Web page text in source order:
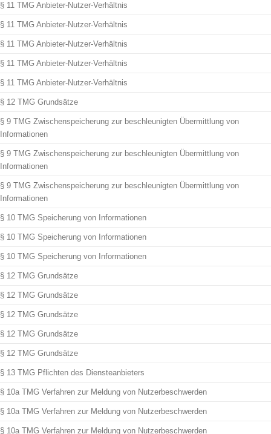
§ 11 TMG Anbieter-Nutzer-Verhältnis
§ 11 TMG Anbieter-Nutzer-Verhältnis
§ 11 TMG Anbieter-Nutzer-Verhältnis
§ 11 TMG Anbieter-Nutzer-Verhältnis
§ 11 TMG Anbieter-Nutzer-Verhältnis
§ 12 TMG Grundsätze
§ 9 TMG Zwischenspeicherung zur beschleunigten Übermittlung von
Informationen
§ 9 TMG Zwischenspeicherung zur beschleunigten Übermittlung von
Informationen
§ 9 TMG Zwischenspeicherung zur beschleunigten Übermittlung von
Informationen
§ 10 TMG Speicherung von Informationen
§ 10 TMG Speicherung von Informationen
§ 10 TMG Speicherung von Informationen
§ 12 TMG Grundsätze
§ 12 TMG Grundsätze
§ 12 TMG Grundsätze
§ 12 TMG Grundsätze
§ 12 TMG Grundsätze
§ 13 TMG Pflichten des Diensteanbieters
§ 10a TMG Verfahren zur Meldung von Nutzerbeschwerden
§ 10a TMG Verfahren zur Meldung von Nutzerbeschwerden
§ 10a TMG Verfahren zur Meldung von Nutzerbeschwerden